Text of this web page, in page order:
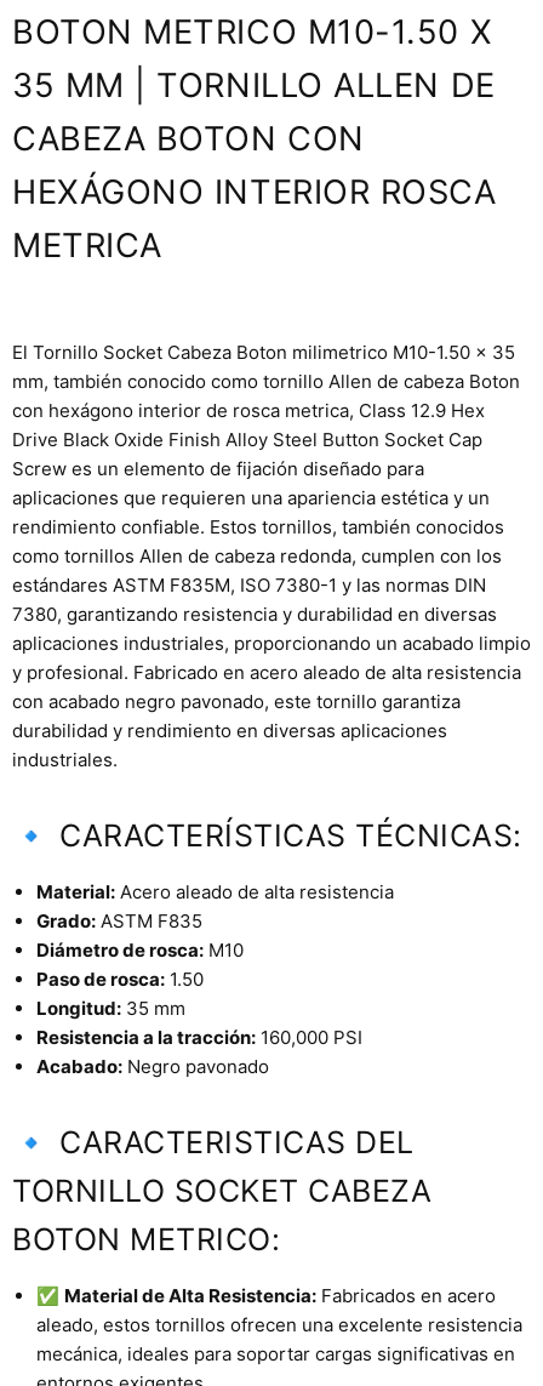
BOTON METRICO M10-1.50 X
35 MM | TORNILLO ALLEN DE
CABEZA BOTON CON
HEXÁGONO INTERIOR ROSCA
METRICA
El Tornillo Socket Cabeza Boton milimetrico M10-1.50 x 35
mm, también conocido como tornillo Allen de cabeza Boton
con hexágono interior de rosca metrica, Class 12.9 Hex
Drive Black Oxide Finish Alloy Steel Button Socket Cap
Screw es un elemento de fijación diseñado para
aplicaciones que requieren una apariencia estética y un
rendimiento confiable. Estos tornillos, también conocidos
como tornillos Allen de cabeza redonda, cumplen con los
estándares ASTM F835M, ISO 7380-1 y las normas DIN
7380, garantizando resistencia y durabilidad en diversas
aplicaciones industriales, proporcionando un acabado limpio
y profesional. Fabricado en acero aleado de alta resistencia
con acabado negro pavonado, este tornillo garantiza
durabilidad y rendimiento en diversas aplicaciones
industriales.
🔹 CARACTERÍSTICAS TÉCNICAS:
Material: Acero aleado de alta resistencia
Grado: ASTM F835
Diámetro de rosca: M10
Paso de rosca: 1.50
Longitud: 35 mm
Resistencia a la tracción: 160,000 PSI
Acabado: Negro pavonado
🔹 CARACTERISTICAS DEL
TORNILLO SOCKET CABEZA
BOTON METRICO:
✅ Material de Alta Resistencia: Fabricados en acero
aleado, estos tornillos ofrecen una excelente resistencia
mecánica, ideales para soportar cargas significativas en